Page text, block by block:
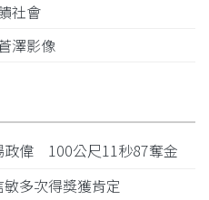
社會
澤影像
政偉 100公尺11秒87奪金
多次得獎獲肯定